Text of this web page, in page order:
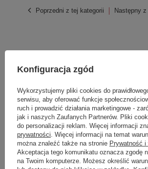
Poprzedni z tej kategorii
Blat meblowy Concrete
309,00 zł / szt.
Następny
Konfiguracja zgód
Wykorzystujemy pliki cookies do
serwisu, aby oferować funkcje
ruch i prowadzić działania marketingowe -
jak i naszych Zaufanych Partnerów. Pliki
do personalizacji reklam. Więcej informacji
prywatności . Więcej informacji na temat
można znaleźć także na stronie Prywatność i
Akceptacja tego komunikatu oznacza zgodę
na Twoim komputerze. Możesz określić